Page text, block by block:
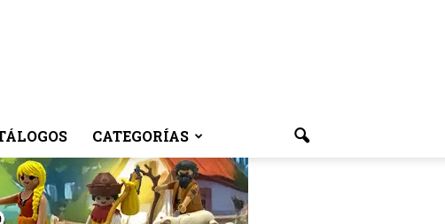
CATEGORÍAS